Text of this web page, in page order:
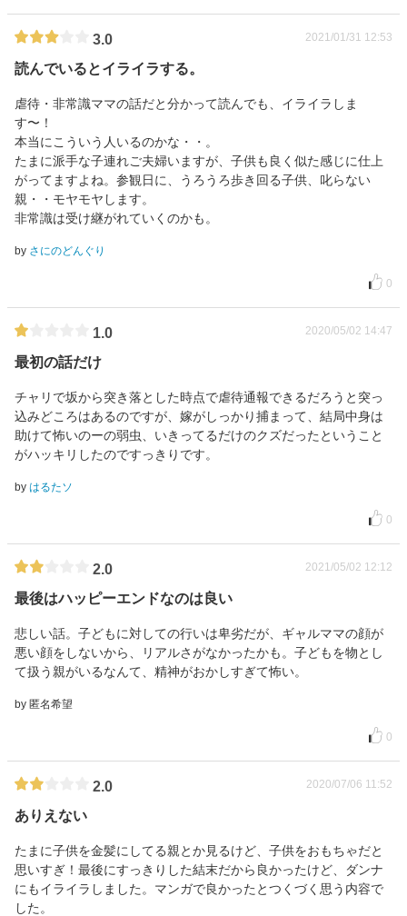
3.0 2021/01/31 12:53
読んでいるとイライラする。
虐待・非常識ママの話だと分かって読んでも、イライラしま
す〜！
本当にこういう人いるのかな・・。
たまに派手な子連れご夫婦いますが、子供も良く似た感じに仕上
がってますよね。参観日に、うろうろ歩き回る子供、叱らない
親・・モヤモヤします。
非常識は受け継がれていくのかも。
by さにのどんぐり
0
1.0 2020/05/02 14:47
最初の話だけ
チャリで坂から突き落とした時点で虐待通報できるだろうと突っ
込みどころはあるのですが、嫁がしっかり捕まって、結局中身は
助けて怖いのーの弱虫、いきってるだけのクズだったということ
がハッキリしたのですっきりです。
by はるたソ
0
2.0 2021/05/02 12:12
最後はハッピーエンドなのは良い
悲しい話。子どもに対しての行いは卑劣だが、ギャルママの顔が
悪い顔をしないから、リアルさがなかったかも。子どもを物とし
て扱う親がいるなんて、精神がおかしすぎて怖い。
by 匿名希望
0
2.0 2020/07/06 11:52
ありえない
たまに子供を金髪にしてる親とか見るけど、子供をおもちゃだと
思いすぎ！最後にすっきりした結末だから良かったけど、ダンナ
にもイライラしました。マンガで良かったとつくづく思う内容で
した。